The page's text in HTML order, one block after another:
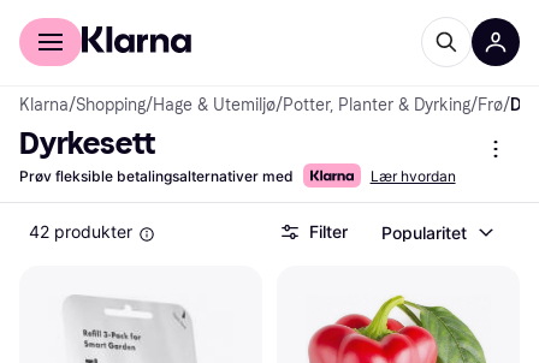
For kunder
Klarna/Shopping/Hage & Utemiljø/Potter, Planter & Dyrking/Frø/
Dyrkesett
Prøv fleksible betalingsalternativer med Lær hvordan
42 produkter Filter Popularitet